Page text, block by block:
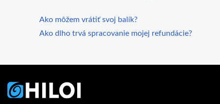
Ako môžem vrátiť svoj balík?
Ako dlho trvá spracovanie mojej refundácie?